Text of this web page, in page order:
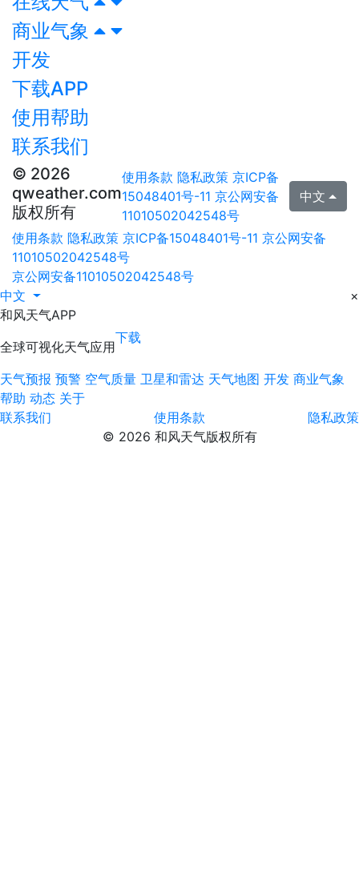
商业气象
开发
下载APP
使用帮助
联系我们
© 2026
qweather.com
版权所有
使用条款 隐私政策 京ICP备
15048401号-11 京公网安备
11010502042548号
中文
使用条款 隐私政策 京ICP备15048401号-11 京公网安备
11010502042548号
京公网安备11010502042548号
中文
×
和风天气APP
全球可视化天气应用
下载
天气预报 预警 空气质量 卫星和雷达 天气地图 开发 商业气象
帮助 动态 关于
联系我们
使用条款
隐私政策
© 2026 和风天气版权所有